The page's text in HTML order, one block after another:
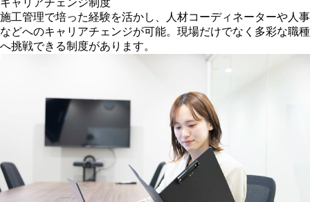
施工管理で培った経験を活かし、人材コーディネーターや人事
などへのキャリアチェンジが可能。現場だけでなく多彩な職種
へ挑戦できる制度があります。